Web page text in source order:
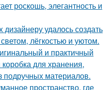
роскошь, элегантность и
удалось создать
лёгкостью и уютом.
и практичный
для хранения,
подручных материалов.
пространство, где